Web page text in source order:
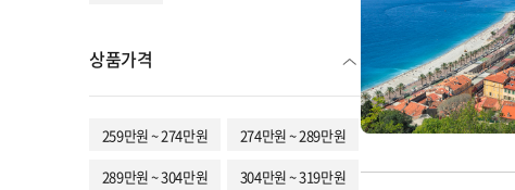
상품가격
259만원 ~ 274만원
274만원 ~ 289만원
289만원 ~ 304만원
304만원 ~ 319만원